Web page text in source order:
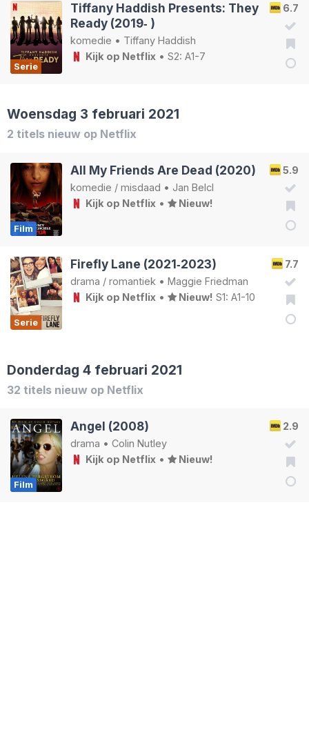
Serie
6.7
Tiffany Haddish Presents: They
Ready (2019‑ )
komedie • Tiffany Haddish
Kijk op Netflix • S2: A1-7
Woensdag 3 februari 2021
2 titels nieuw op Netflix
Film
5.9
All My Friends Are Dead (2020)
komedie / misdaad • Jan Belcl
Kijk op Netflix • Nieuw!
Serie
7.7
Firefly Lane (2021‑2023)
drama / romantiek • Maggie Friedman
Kijk op Netflix • Nieuw! S1: A1-10
Donderdag 4 februari 2021
32 titels nieuw op Netflix
Film
2.9
Angel (2008)
drama • Colin Nutley
Kijk op Netflix • Nieuw!